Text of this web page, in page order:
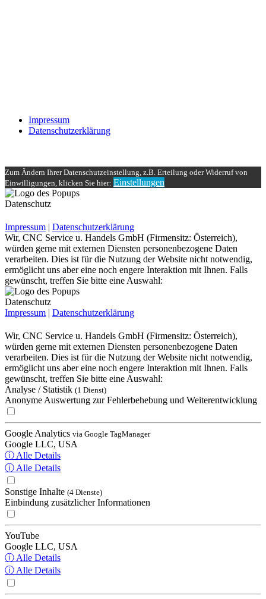
Impressum
Datenschutzerklärung
Zum Ändern Ihrer Datenschutzeinstellung, z.B. Erteilung oder Widerruf von
Einwilligungen, klicken Sie hier: Einstellungen
Datenschutz
Impressum | Datenschutzerklärung
Wir, CNC Service u. Handels GmbH (Firmensitz: Österreich),
würden gerne mit externen Diensten personenbezogene Daten
verarbeiten. Dies ist für die Nutzung der Website nicht notwendig,
ermöglicht uns aber eine noch engere Interaktion mit Ihnen. Falls
gewünscht, treffen Sie bitte eine Auswahl:
Datenschutz
Impressum | Datenschutzerklärung
Wir, CNC Service u. Handels GmbH (Firmensitz: Österreich),
würden gerne mit externen Diensten personenbezogene Daten
verarbeiten. Dies ist für die Nutzung der Website nicht notwendig,
ermöglicht uns aber eine noch engere Interaktion mit Ihnen. Falls
gewünscht, treffen Sie bitte eine Auswahl:
Analyse / Statistik (1 Dienst)
Anonyme Auswertung zur Fehlerbehebung und Weiterentwicklung
Google Analytics via Google TagManager
Google LLC, USA
ⓘ Alle Details
ⓘ Alle Details
Sonstige Inhalte (4 Dienste)
Einbindung zusätzlicher Informationen
YouTube
Google LLC, USA
ⓘ Alle Details
ⓘ Alle Details